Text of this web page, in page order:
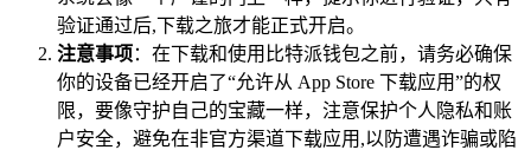
验证通过后,下载之旅才能正式开启。
注意事项 ：在下载和使用比特派钱包之前，请务必确保
你的设备已经开启了“允许从 App Store 下载应用”的权
限，要像守护自己的宝藏一样，注意保护个人隐私和账
户安全，避免在非官方渠道下载应用,以防遭遇诈骗或陷